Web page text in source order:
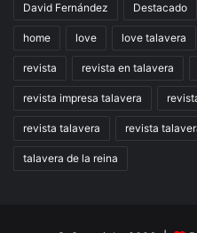
David Fernández Destacado
home love love talavera
revista revista en talavera
revista impresa talavera
revista talavera revista
talavera de la reina